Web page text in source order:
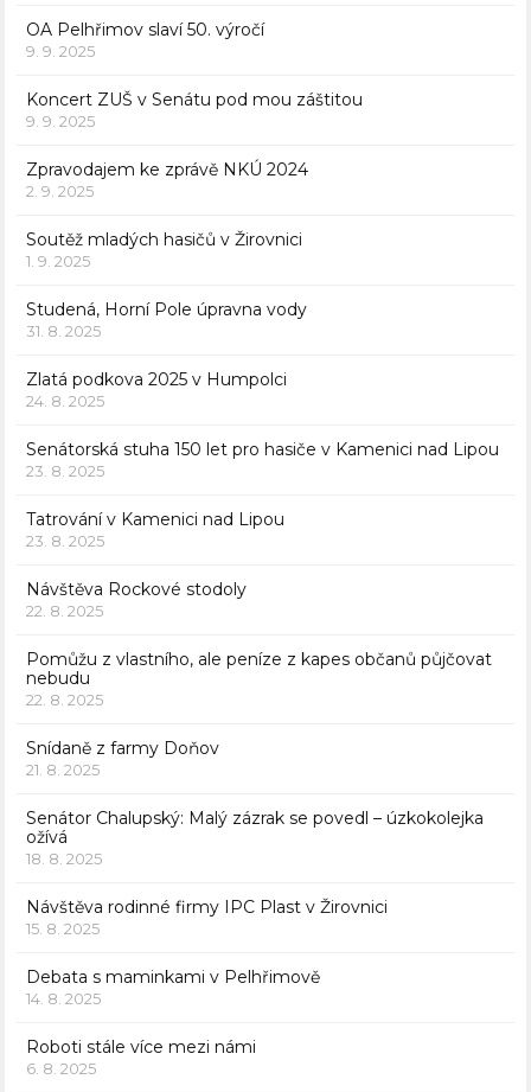
OA Pelhřimov slaví 50. výročí
9. 9. 2025
Koncert ZUŠ v Senátu pod mou záštitou
9. 9. 2025
Zpravodajem ke zprávě NKÚ 2024
2. 9. 2025
Soutěž mladých hasičů v Žirovnici
1. 9. 2025
Studená, Horní Pole úpravna vody
31. 8. 2025
Zlatá podkova 2025 v Humpolci
24. 8. 2025
Senátorská stuha 150 let pro hasiče v Kamenici nad Lipou
23. 8. 2025
Tatrování v Kamenici nad Lipou
23. 8. 2025
Návštěva Rockové stodoly
22. 8. 2025
Pomůžu z vlastního, ale peníze z kapes občanů půjčovat
nebudu
22. 8. 2025
Snídaně z farmy Doňov
21. 8. 2025
Senátor Chalupský: Malý zázrak se povedl – úzkokolejka
ožívá
18. 8. 2025
Návštěva rodinné firmy IPC Plast v Žirovnici
15. 8. 2025
Debata s maminkami v Pelhřimově
14. 8. 2025
Roboti stále více mezi námi
6. 8. 2025